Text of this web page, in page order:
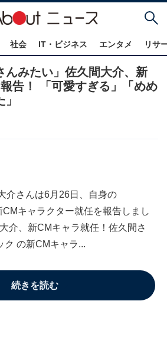
社会 IT・ビジネス エンタメ リサ
んみたい」佐久間大介、新
告！ 「可愛すぎる」「めめ
介さんは6月26日、自身の
CMキャラクター就任を報告しまし
介、新CMキャラ就任！佐久間さ
ク の新CMキャラ...
続きを読む